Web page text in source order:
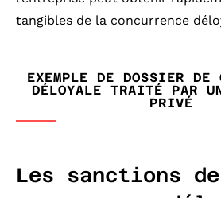
tangibles de la concurrence
EXEMPLE DE DOSSIER DE
DÉLOYALE TRAITÉ PAR
PRIVÉ
Les sanctions